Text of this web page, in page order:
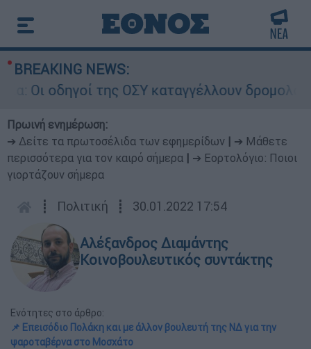
BREAKING NEWS:
οδηγοί της ΟΣΥ καταγγέλλουν δρομολόγια
Πρωινή ενημέρωση:
➔ Δείτε τα πρωτοσέλιδα των εφημερίδων
➔ Μάθετε
περισσότερα για τον καιρό σήμερα
➔ Εορτολόγιο: Ποιοι
γιορτάζουν σήμερα
┋ Πολιτική ┋ 30.01.2022 17:54
Αλέξανδρος Διαμάντης
Κοινοβουλευτικός συντάκτης
Ενότητες στο άρθρο:
📌 Επεισόδιο Πολάκη και με άλλον βουλευτή της ΝΔ για την
ψαροταβέρνα στο Μοσχάτο